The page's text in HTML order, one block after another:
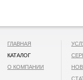
ГЛАВНАЯ
КАТАЛОГ
О КОМПАНИИ